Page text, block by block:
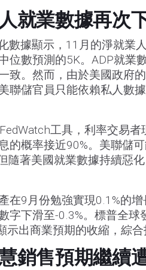
就業數據再次
數據顯示，11月的淨就業
位數預測的5K。ADP就業
致。然而，由於美國政府
聯儲官員只能依賴私人數
工具，利率交易
的概率接近90%。美聯儲
隨著美國就業數據持續惡
在9月份勉強實現0.1%的
字下滑至-0.3%。標普全
示出商業預期的收縮，綜
銷售預期繼續